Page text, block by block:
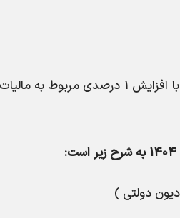
لیست قیمت جدید ۴ محصولات برند فونیکس با
دولتی )